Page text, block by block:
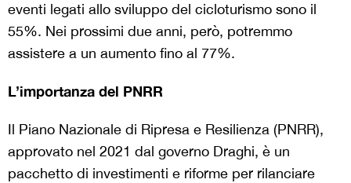
eventi legati allo sviluppo del cicloturismo sono il
55%. Nei prossimi due anni, però, potremmo
assistere a un aumento fino al 77%.
L’importanza del PNRR
Il Piano Nazionale di Ripresa e Resilienza (PNRR),
approvato nel 2021 dal governo Draghi, è un
pacchetto di investimenti e riforme per rilanciare